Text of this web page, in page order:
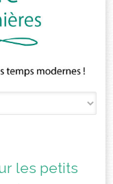
les petits